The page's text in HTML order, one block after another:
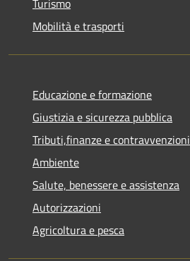
Turismo
Mobilità e trasporti
Educazione e formazione
Giustizia e sicurezza pubblica
Tributi,finanze e contravvenzioni
Ambiente
Salute, benessere e assistenza
Autorizzazioni
Agricoltura e pesca